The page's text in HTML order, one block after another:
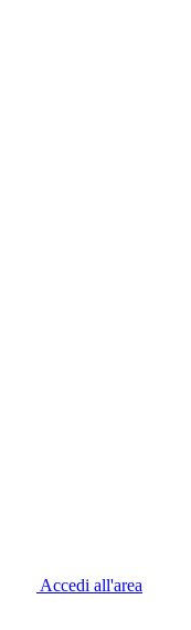
Accedi all'area